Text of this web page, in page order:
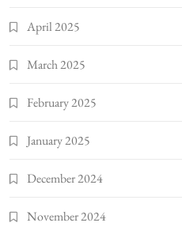
April 2025
March 2025
February 2025
January 2025
December 2024
November 2024